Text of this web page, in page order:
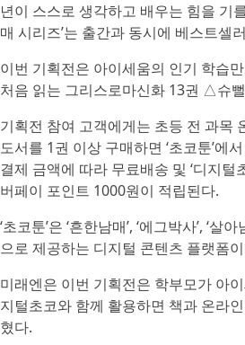
년이 스스로 생각하고 배우는 힘을 기
매 시리즈’는 출간과 동시에 베스트셀
이번 기획전은 아이세움의 인기 학
처음 읽는 그리스로마신화 13권 △슈
기획전 참여 고객에게는 초등 전 과목
도서를 1권 이상 구매하면 ‘초코툰’에
결제 금액에 따라 무료배송 및 ‘디지
버페이 포인트 1000원이 적립된다.
‘초코툰’은 ‘흔한남매’, ‘에그박사’, ‘
으로 제공하는 디지털 콘텐츠 플랫폼
미래엔은 이번 기획전은 학부모가 아
지털초코와 함께 활용하면 책과 온라
혔다.